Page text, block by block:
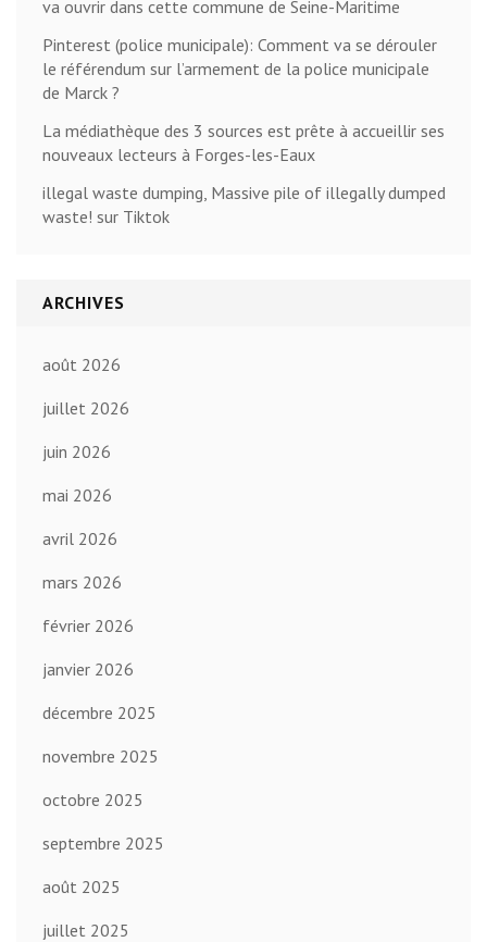
va ouvrir dans cette commune de Seine-Maritime
Pinterest (police municipale): Comment va se dérouler
le référendum sur l’armement de la police municipale
de Marck ?
La médiathèque des 3 sources est prête à accueillir ses
nouveaux lecteurs à Forges-les-Eaux
illegal waste dumping, Massive pile of illegally dumped
waste! sur Tiktok
ARCHIVES
août 2026
juillet 2026
juin 2026
mai 2026
avril 2026
mars 2026
février 2026
janvier 2026
décembre 2025
novembre 2025
octobre 2025
septembre 2025
août 2025
juillet 2025